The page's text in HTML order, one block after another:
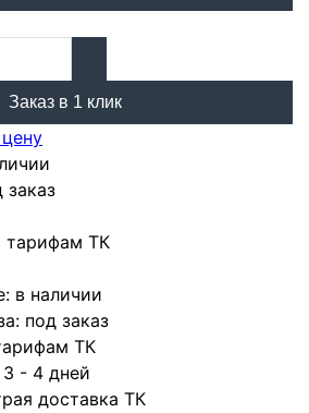
Заказ в 1 клик
заказ
тарифам ТК
в наличии
под заказ
ТК
3 - 4 дней
доставка ТК